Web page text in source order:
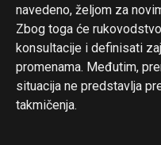
navedeno, željom za
Zbog toga će
konsultacije i definisati
promenama. Međutim,
situacija ne predstavlja
takmičenja.